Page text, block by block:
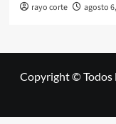
rayo corte agosto
Copyright © Todos